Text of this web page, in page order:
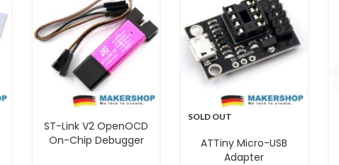
ST-Link V2 OpenOCD
On-Chip Debugger
SOLD OUT
ATTiny Micro-USB
Adapter